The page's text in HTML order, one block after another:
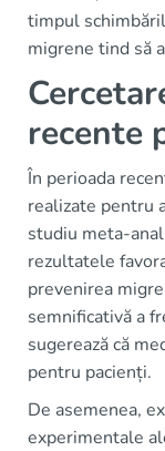
timpul
migrene tind să
recente
În perioada
realizate pentru
studiu meta-
rezultatele
prevenirea
semnificativă a
sugerează că
pentru pacienți.
De asemenea,
experimentale